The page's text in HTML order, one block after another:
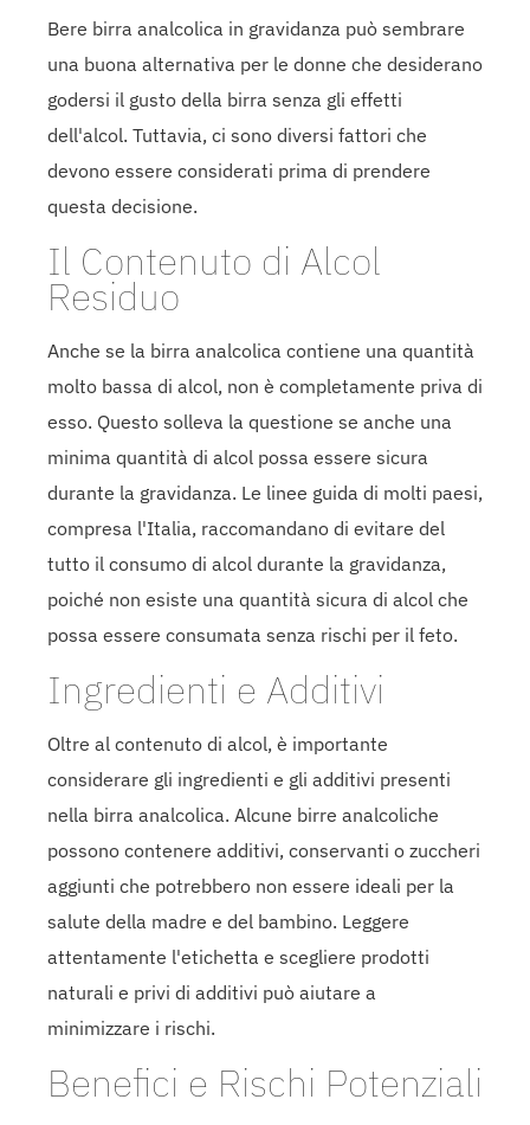
Bere birra analcolica in gravidanza può sembrare
una buona alternativa per le donne che desiderano
godersi il gusto della birra senza gli effetti
dell'alcol. Tuttavia, ci sono diversi fattori che
devono essere considerati prima di prendere
questa decisione.
Il Contenuto di Alcol
Residuo
Anche se la birra analcolica contiene una quantità
molto bassa di alcol, non è completamente priva di
esso. Questo solleva la questione se anche una
minima quantità di alcol possa essere sicura
durante la gravidanza. Le linee guida di molti paesi,
compresa l'Italia, raccomandano di evitare del
tutto il consumo di alcol durante la gravidanza,
poiché non esiste una quantità sicura di alcol che
possa essere consumata senza rischi per il feto.
Ingredienti e Additivi
Oltre al contenuto di alcol, è importante
considerare gli ingredienti e gli additivi presenti
nella birra analcolica. Alcune birre analcoliche
possono contenere additivi, conservanti o zuccheri
aggiunti che potrebbero non essere ideali per la
salute della madre e del bambino. Leggere
attentamente l'etichetta e scegliere prodotti
naturali e privi di additivi può aiutare a
minimizzare i rischi.
Benefici e Rischi Potenziali